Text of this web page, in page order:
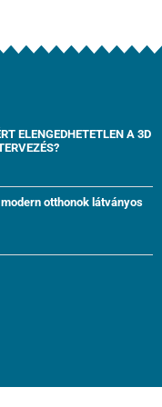
ELENGEDHETETLEN A 3D
otthonok látványos